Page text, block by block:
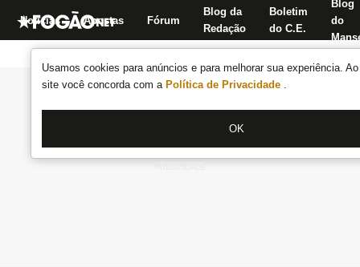
Usamos cookies para anúncios e para melhorar sua experiência.
site você concorda com a Política de Privacidade .
OK
Notícias Apostas Fórum
Blog da
Redação
Boletim
do C.E.
Blog
do